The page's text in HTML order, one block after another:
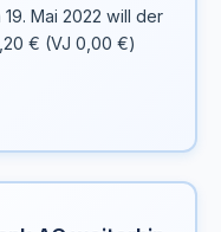
Mai 2022 will der
€ (VJ 0,00 €)